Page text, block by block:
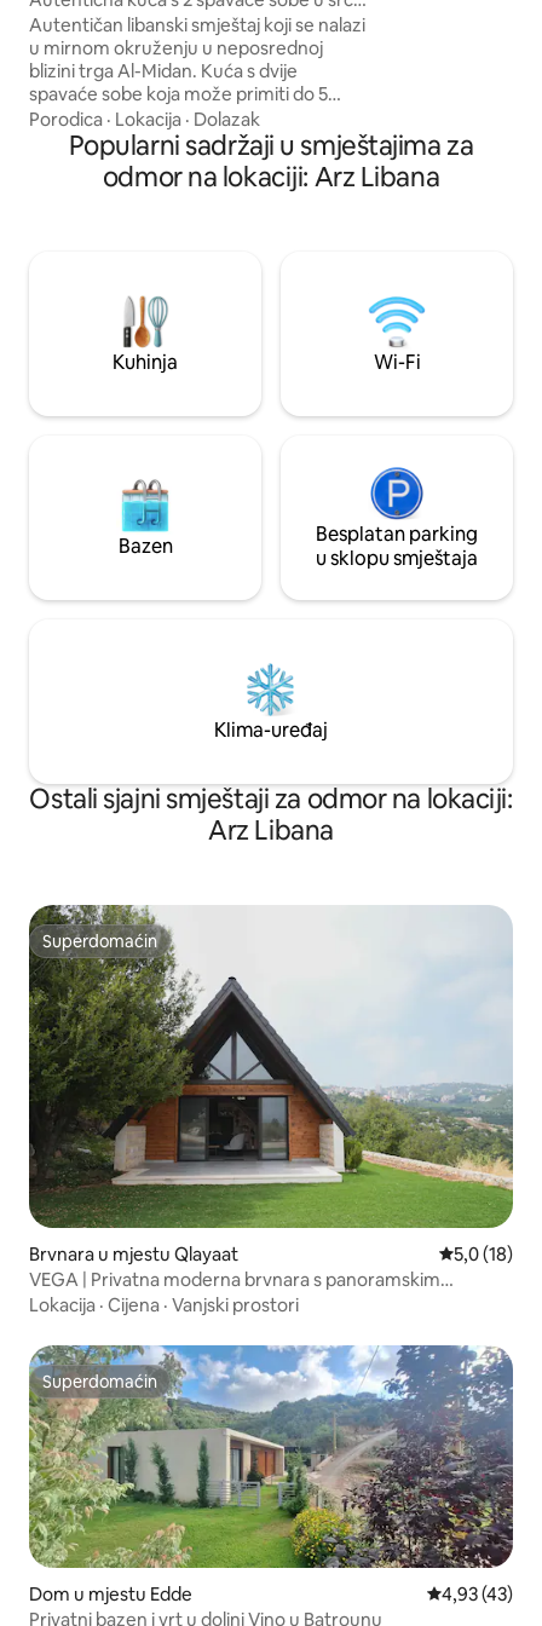
Ehdena
Autentičan libanski smještaj koji se nalazi
u mirnom okruženju u neposrednoj
blizini trga Al-Midan. Kuća s dvije
spavaće sobe koja može primiti do 5
osoba, dnevna soba , mala čajna kuhinja i
vrlo prostran vanjski prostor s 24/24
električne energije i parkingom za
automobile koji su dostupni u sklopu
ljepotu iz očiju lokalnog , a na zahtjev se
mogu dogovoriti i sve vrste aktivnosti
Porodica · Lokacija · Dolazak
Popularni sadržaji u smještajima za
odmor na lokaciji: Arz Libana
Kuhinja Wi-Fi
Bazen
Besplatan parking
u sklopu smještaja
Klima-uređaj
Ostali sjajni smještaji za odmor na lokaciji:
Arz Libana
Superdomaćin
Superdomaćin
Brvnara u mjestu Qlayaat Prosječna
5,0 (18)
VEGA | Privatna moderna brvnara s panoramskim
pogledom
Lokacija · Cijena · Vanjski prostori
Superdomaćin
Superdomaćin
Dom u mjestu Edde Prosječna
4,93 (43)
Privatni bazen i vrt u dolini Vino u Batrounu